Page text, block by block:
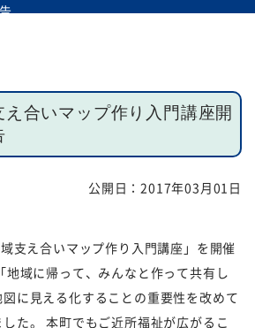
サービス
あゆみ（沿革）
お知らせ
告
え合いマップ作り入門講座開
公開日：2017年03月01日
支え合いマップ作り入門講座」を開催
地域に帰って、みんなと作って共有し
に見える化することの重要性を改めて
た。 本町でもご近所福祉が広がるこ